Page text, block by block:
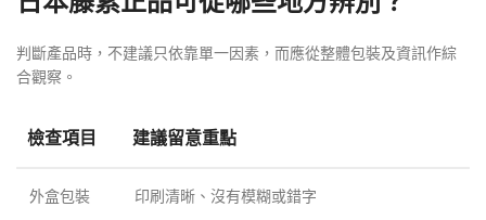
判斷產品時，不建議只依靠單一因素，而應從整體包裝及資訊作綜
合觀察。
檢查項目 建議留意重點
外盒包裝 印刷清晰、沒有模糊或錯字